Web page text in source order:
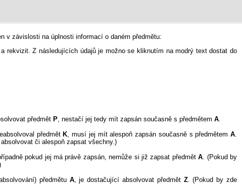
v závislosti na úplnosti informací o daném předmětu:
rekvizit. Z následujících údajů je možno se kliknutím na modrý text dostat do
předmět P , nestačí jej tedy mít zapsán současně s předmětem A
předmět K , musí jej mít alespoň zapsán současně s předmětem A
absolvovat či alespoň zapsat všechny.)
pokud jej má právě zapsán, nemůže si již zapsat předmětA . (Pokud by
předmětu A, je dostačující absolvovat předmět Z. (Pokud by zde